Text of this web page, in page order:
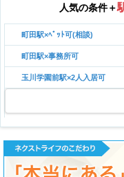
人気の条件＋
町田駅×ﾍﾟｯﾄ可(相談)
町田駅×事務所可
玉川学園前駅×2人入居可